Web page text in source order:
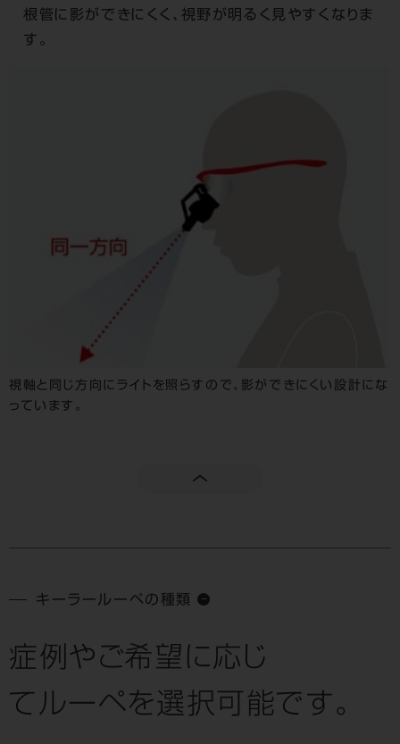
根管に影ができにくく、視野が明るく見やすくなりま
す。
視軸と同じ方向にライトを照らすので、影ができにくい設計にな
っています。
キーラールーペの種類
症例やご希望に応じ
てルーペを選択可能です。